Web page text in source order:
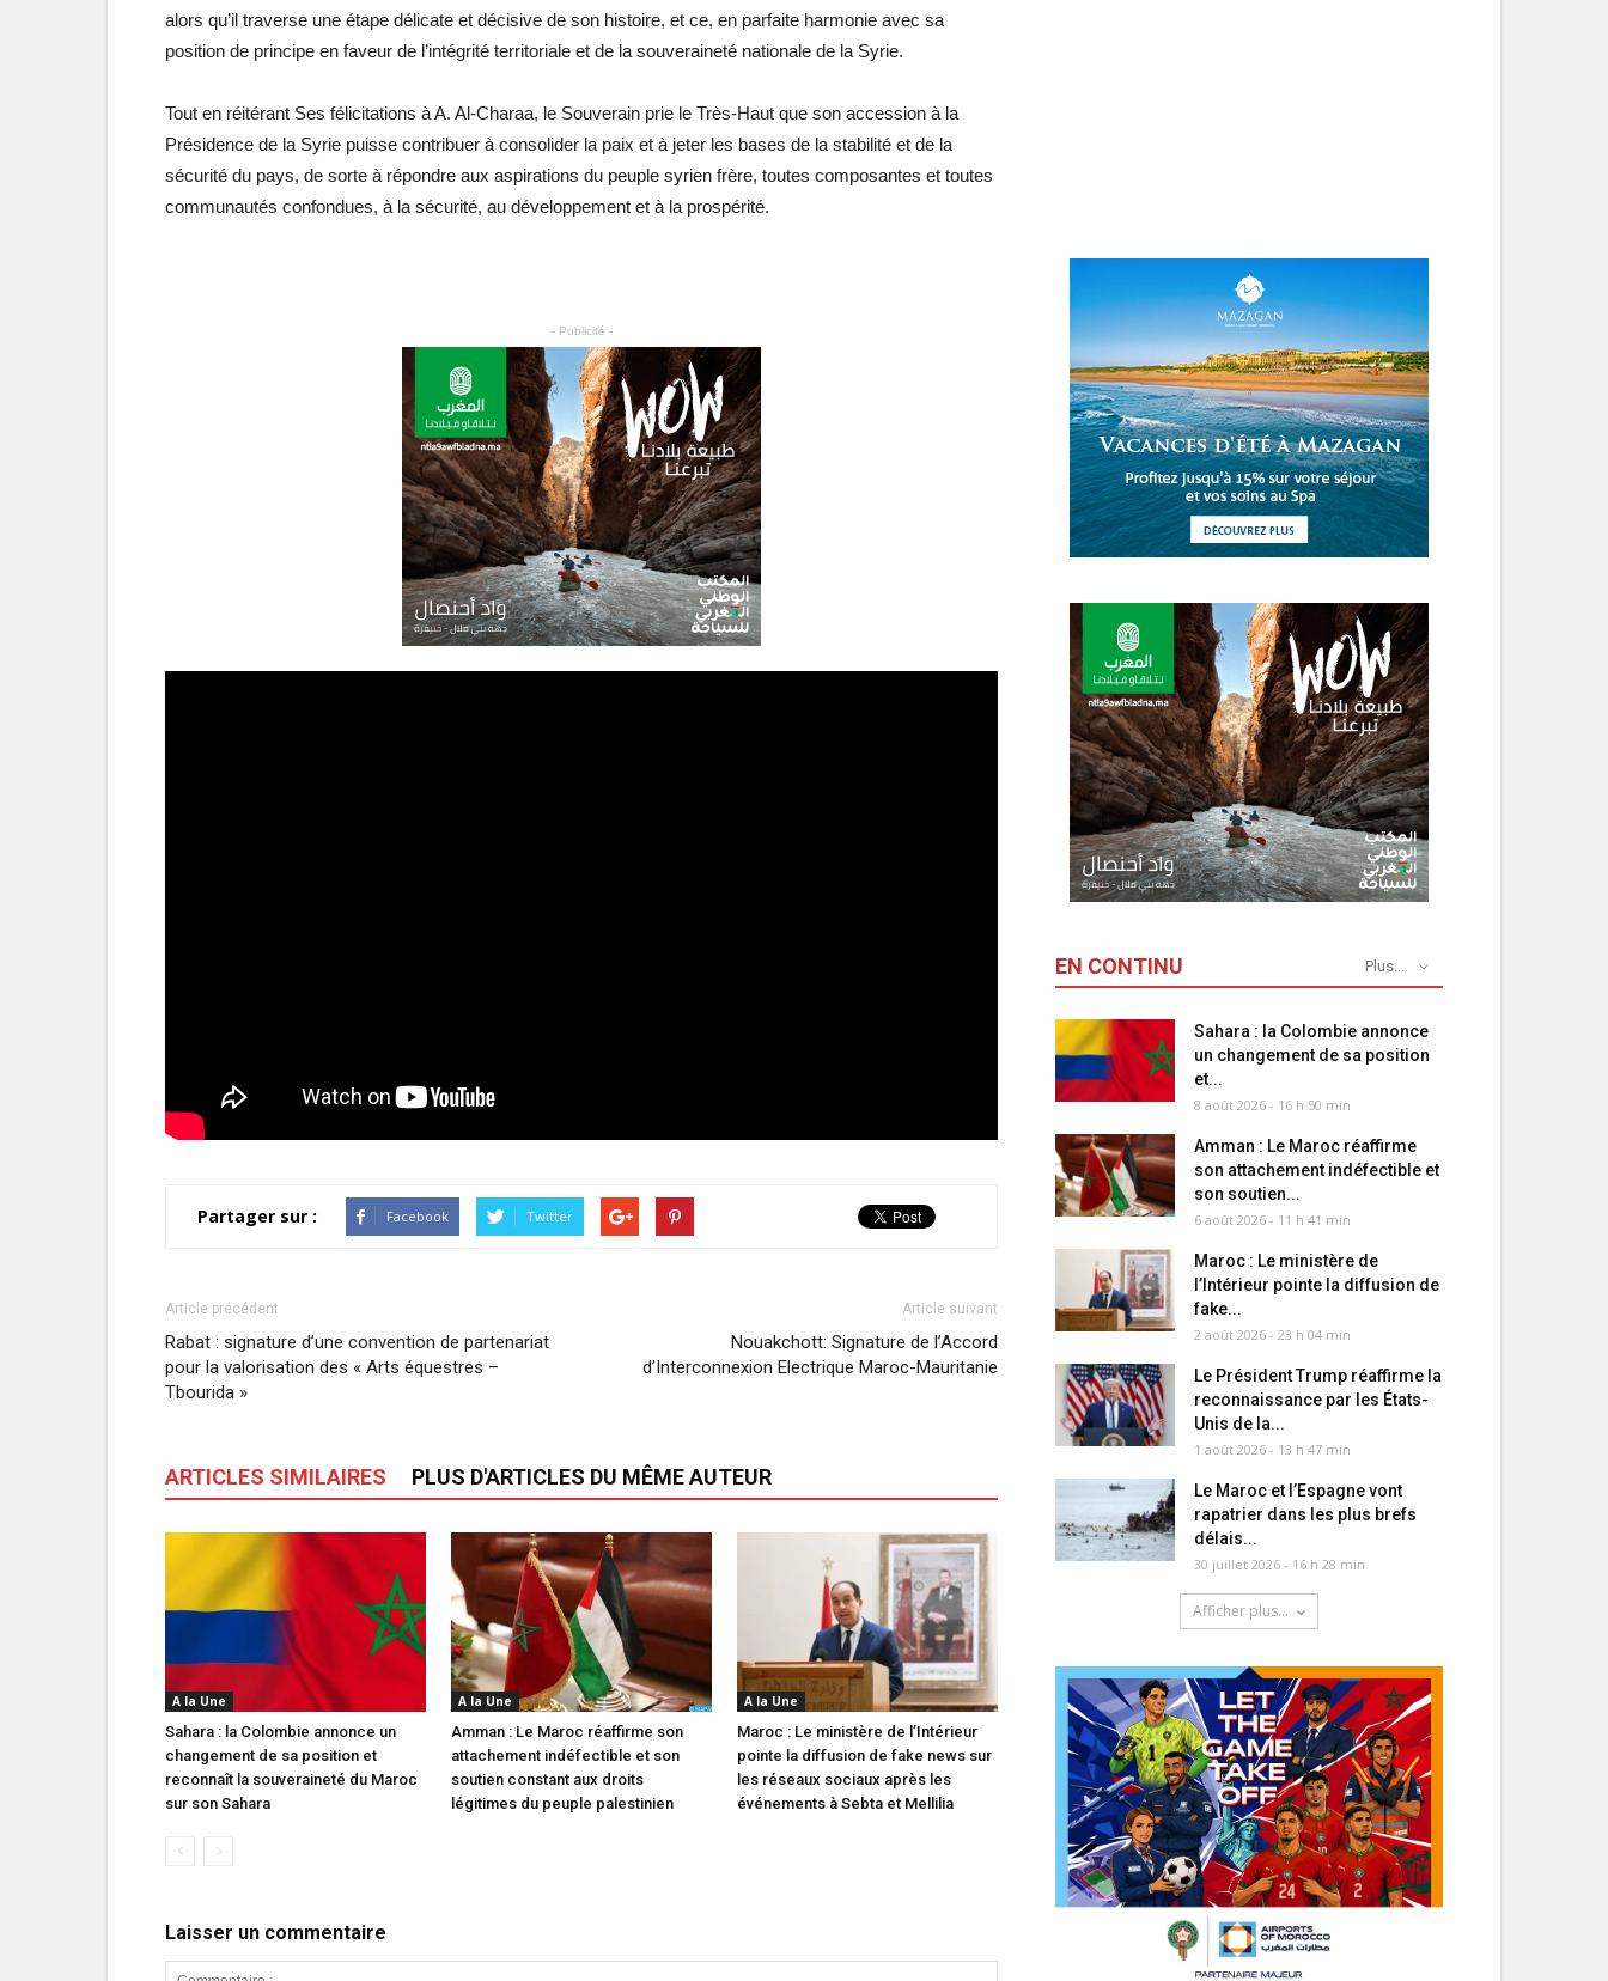
alors qu’il traverse une étape délicate et décisive de son histoire, et ce, en parfaite harmonie avec sa
position de principe en faveur de l’intégrité territoriale et de la souveraineté nationale de la Syrie.
Tout en réitérant Ses félicitations à A. Al-Charaa, le Souverain prie le Très-Haut que son accession à la
Présidence de la Syrie puisse contribuer à consolider la paix et à jeter les bases de la stabilité et de la
sécurité du pays, de sorte à répondre aux aspirations du peuple syrien frère, toutes composantes et toutes
communautés confondues, à la sécurité, au développement et à la prospérité.
- Publicité -
Partager sur : Facebook Twitter
Article précédent
Rabat : signature d’une convention de partenariat
pour la valorisation des « Arts équestres –
Tbourida »
Article suivant
Nouakchott: Signature de l’Accord
d’Interconnexion Electrique Maroc-Mauritanie
ARTICLES SIMILAIRES PLUS D'ARTICLES DU MÊME AUTEUR
A la Une
Sahara : la Colombie annonce un
changement de sa position et
reconnaît la souveraineté du Maroc
sur son Sahara
A la Une
Amman : Le Maroc réaffirme son
attachement indéfectible et son
soutien constant aux droits
légitimes du peuple palestinien
A la Une
Maroc : Le ministère de l’Intérieur
pointe la diffusion de fake news sur
les réseaux sociaux après les
événements à Sebta et Mellilia
Laisser un commentaire
EN CONTINU Plus...
Sahara : la Colombie annonce
un changement de sa position
et...
8 août 2026 - 16 h 50 min
Amman : Le Maroc réaffirme
son attachement indéfectible et
son soutien...
6 août 2026 - 11 h 41 min
Maroc : Le ministère de
l’Intérieur pointe la diffusion de
fake...
2 août 2026 - 23 h 04 min
Le Président Trump réaffirme la
reconnaissance par les États-
Unis de la...
1 août 2026 - 13 h 47 min
Le Maroc et l’Espagne vont
rapatrier dans les plus brefs
délais...
30 juillet 2026 - 16 h 28 min
Afficher plus...